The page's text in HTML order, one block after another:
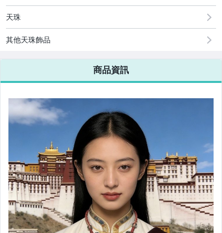
天珠
其他天珠飾品
商品資訊